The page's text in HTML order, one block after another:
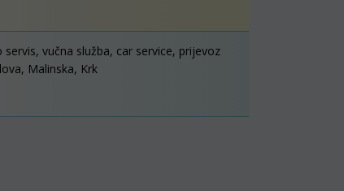
servis, vučna služba, car service, prijevoz
Malinska, Krk